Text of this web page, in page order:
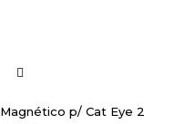
Magnético p/ Cat Eye 2